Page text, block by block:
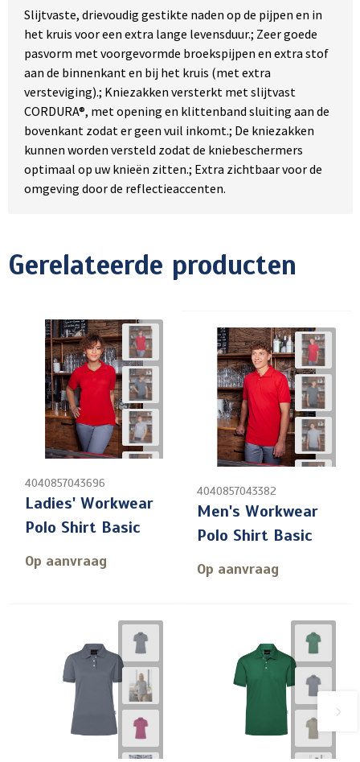
Slijtvaste, drievoudig gestikte naden op de pijpen en in
het kruis voor een extra lange levensduur.; Zeer goede
pasvorm met voorgevormde broekspijpen en extra stof
aan de binnenkant en bij het kruis (met extra
versteviging).; Kniezakken versterkt met slijtvast
CORDURA®, met opening en klittenband sluiting aan de
bovenkant zodat er geen vuil inkomt.; De kniezakken
kunnen worden versteld zodat de kniebeschermers
optimaal op uw knieën zitten.; Extra zichtbaar voor de
omgeving door de reflectieaccenten.
Gerelateerde producten
4040857043696
Ladies' Workwear
Polo Shirt Basic
Op aanvraag
4040857043382
Men's Workwear
Polo Shirt Basic
Op aanvraag